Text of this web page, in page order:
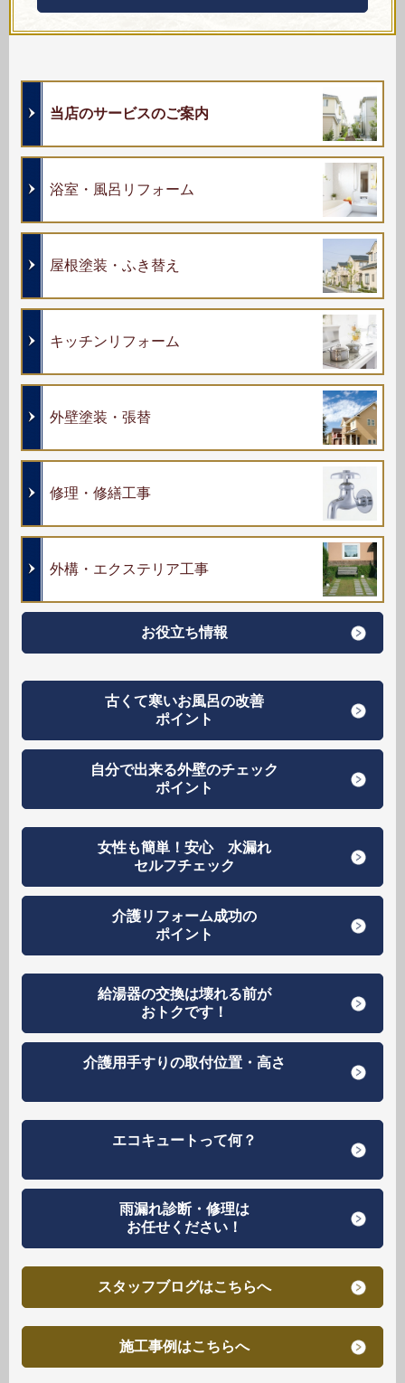
当店のサービスのご案内
浴室・風呂リフォーム
屋根塗装・ふき替え
キッチンリフォーム
外壁塗装・張替
修理・修繕工事
外構・エクステリア工事
お役立ち情報
古くて寒いお風呂の改善
ポイント
自分で出来る外壁のチェック
ポイント
女性も簡単！安心 水漏れ
セルフチェック
介護リフォーム成功の
ポイント
給湯器の交換は壊れる前が
おトクです！
介護用手すりの取付位置・高さ
エコキュートって何？
雨漏れ診断・修理は
お任せください！
スタッフブログはこちらへ
施工事例はこちらへ